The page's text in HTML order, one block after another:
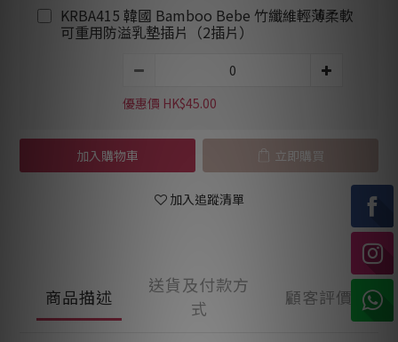
KRBA415 韓國 Bamboo Bebe 竹纖維輕薄柔軟
可重用防溢乳墊插片（2插片）
優惠價 HK$45.00
加入購物車 立即購買
加入追蹤清單
商品描述
送貨及付款方
式
顧客評價